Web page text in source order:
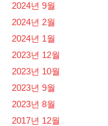
2024년 9월
2024년 2월
2024년 1월
2023년 12월
2023년 10월
2023년 9월
2023년 8월
2017년 12월